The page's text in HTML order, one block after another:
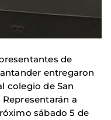
de
entregaron
colegio de San
a
sábado 5 de